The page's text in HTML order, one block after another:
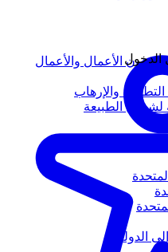
لشؤون الأعمال والأعمال
والإرهاب
لشؤون الطبيعة
الدولة
الدخول